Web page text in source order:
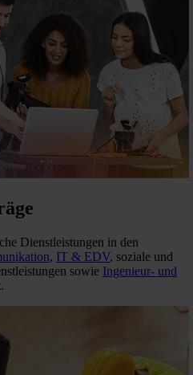
Dienstleistungen in den
, IT & EDV, soziale und
sowie Ingenieur- und